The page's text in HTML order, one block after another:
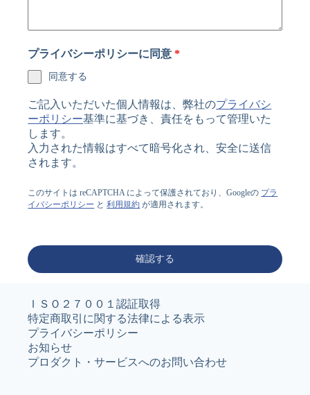
プライバシーポリシーに同意 *
同意する
ご記入いただいた個人情報は、弊社のプライバシ
ーポリシー基準に基づき、責任をもって管理いた
します。
入力された情報はすべて暗号化され、安全に送信
されます。
このサイトは reCAPTCHA によって保護されており、Googleの プラ
イバシーポリシー と利用規約 が適用されます。
確認する
ＩＳＯ２７００１認証取得
特定商取引に関する法律による表示
プライバシーポリシー
お知らせ
プロダクト・サービスへのお問い合わせ